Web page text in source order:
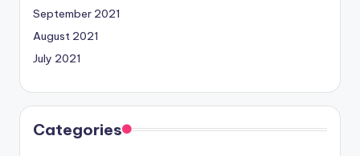
September 2021
August 2021
July 2021
Categories